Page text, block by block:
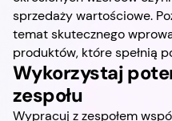
sprzedaży wartościowe.
temat skutecznego
produktów, które spełnią
Wykorzystaj
zespołu
Wypracuj z zespołem